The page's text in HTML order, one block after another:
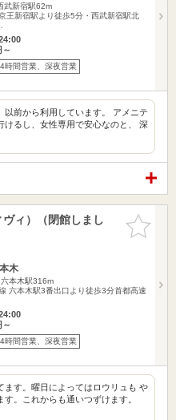
武新宿駅62m
王新宿駅より徒歩5分・西武新宿駅北
時間営業、深夜営業
以前から利用しています。 アメニテ
けるし、女性専用で安心なのと、 深
お気に入
りに追加
ィ）（閉館しまし
木
六本木駅316m
六本木駅3番出口より徒歩3分首都高速
時間営業、深夜営業
ます。曜日によってはロウリュも や
。これからも通いつずけます。